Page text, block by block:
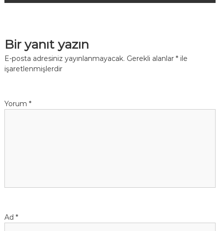
Bir yanıt yazın
E-posta adresiniz yayınlanmayacak. Gerekli alanlar *ile
işaretlenmişlerdir
Yorum *
Ad *